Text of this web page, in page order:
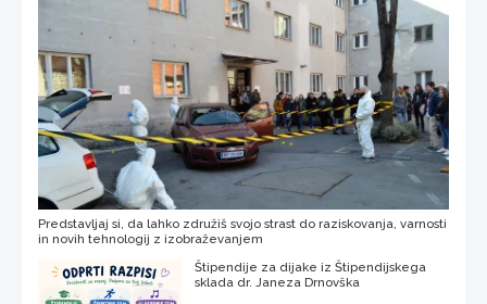
Predstavljaj si, da lahko združiš svojo strast do raziskovanja, varnosti
in novih tehnologij z izobraževanjem
Štipendije za dijake iz Štipendijskega
sklada dr. Janeza Drnovška